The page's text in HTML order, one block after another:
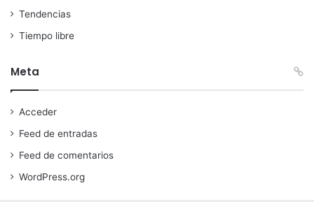
Tendencias
Tiempo libre
Meta
Acceder
Feed de entradas
Feed de comentarios
WordPress.org